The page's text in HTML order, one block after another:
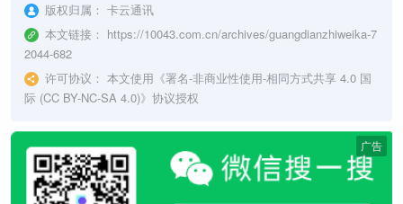
版权归属： 卡云通讯
本文链接： https://10043.com.cn/archives/guangdianzhiweika-7
2044-682
许可协议： 本文使用《署名-非商业性使用-相同方式共享 4.0 国
际 (CC BY-NC-SA 4.0)》协议授权
广告